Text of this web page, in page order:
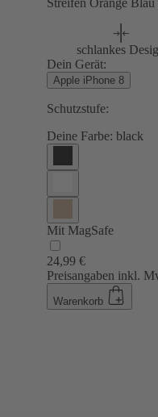
schlankes
Dein Gerät:
Apple iPhone 8
Schutzstufe:
Deine Farbe: black
Mit MagSafe
24,99 €
Preisangaben inkl.
Warenkorb